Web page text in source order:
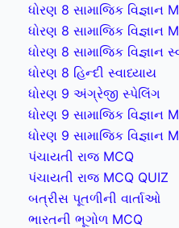
ધોરણ 8 સામાજિક વિજ્ઞાન
ધોરણ 8 સામાજિક વિજ્ઞાન
ધોરણ 8 સામાજિક વિજ્ઞાન
ધોરણ 8 હિન્દી સ્વાધ્યાય
ધોરણ 9 અંગ્રેજી સ્પેલિંગ
ધોરણ 9 સામાજિક વિજ્ઞાન
ધોરણ 9 સામાજિક વિજ્ઞાન
પંચાયતી રાજ MCQ
પંચાયતી રાજ MCQ QUIZ
બત્રીસ પૂતળીની વાર્તાઓ
ભારતની ભૂગોળ MCQ